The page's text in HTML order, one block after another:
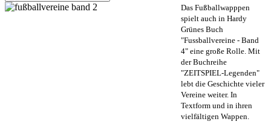
Das Fußballwapppen
spielt auch in Hardy
Grünes Buch
"Fussballvereine - Band
4" eine große Rolle. Mit
der Buchreihe
"ZEITSPIEL-Legenden"
lebt die Geschichte vieler
Vereine weiter. In
Textform und in ihren
vielfältigen Wappen.